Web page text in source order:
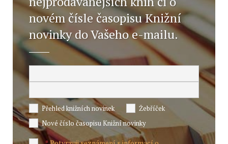
novém čísle časopisu Knižní
novinky do Vašeho e-mailu.
Přehled knižních novinek
Žebříček
Nové číslo časopisu Knižní novinky